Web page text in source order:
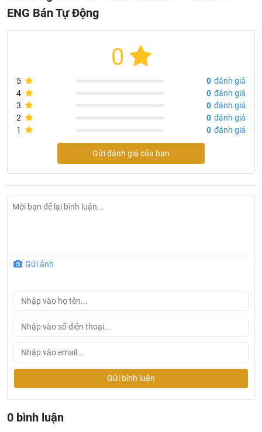
- Tấm để cốc bằng đồng thau
Ở đâu mua vòi lavabo Bravat chính hãng và giá rẻ nhất
Khalinguyen.vn là đơn vị cung cấp sản phẩm
Bravat chính thức và chính hãng tại Việt Nam, chúng tôi
Khalinguyen.vn là chính hãng.
ENG Bán Tự Động
0
5 0 đánh giá
4
0 đánh giá
3
0 đánh giá
2
0 đánh giá
1
0 đánh giá
Gửi đánh giá của bạn
Gửi ảnh
Gửi bình luận
0 bình luận